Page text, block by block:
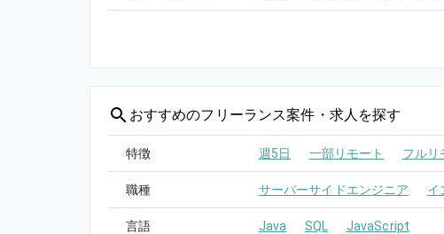
おすすめのフリーランス案件・求人を探す
特徴 週5日 一部リモート フルリ
職種 サーバーサイドエンジニア イ
言語 Java SQL JavaScript